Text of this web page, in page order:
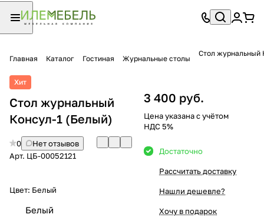
Главная Каталог Гостиная Журнальные столы
Стол журнальный
Хит
Стол журнальный
Консул-1 (Белый)
0
Нет отзывов
Арт. ЦБ-00052121
Цвет: Белый
Белый
3 400 руб.
Цена указана с учётом
НДС 5%
Достаточно
Рассчитать доставку
Нашли дешевле?
Хочу в подарок